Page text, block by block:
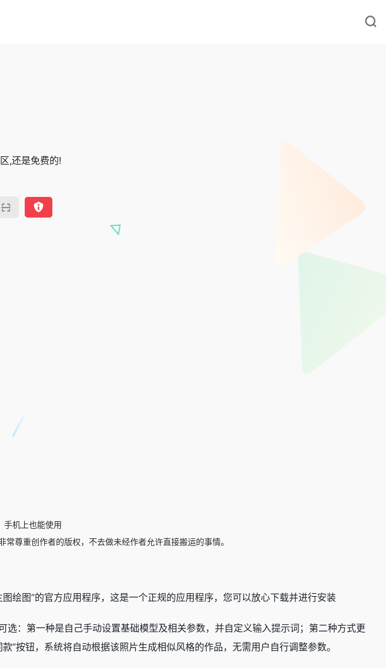
,还是免费的!
手机上也能使用
尊重创作者的版权，不去做未经作者允许直接搬运的事情。
绘图”的官方应用程序，这是一个正规的应用程序，您可以放心下载并进行安装
：第一种是自己手动设置基础模型及相关参数，并自定义输入提示词；第二种方式更
”按钮，系统将自动根据该照片生成相似风格的作品，无需用户自行调整参数。